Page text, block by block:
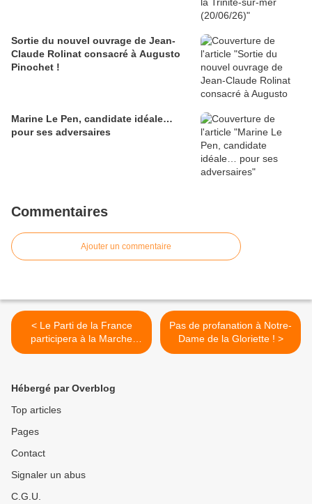
Sortie du nouvel ouvrage de Jean-
Claude Rolinat consacré à Augusto
Pinochet !
Marine Le Pen, candidate idéale…
pour ses adversaires
Commentaires
Ajouter un commentaire
< Le Parti de la France
participera à la Marche
pour la Vie le 22 janvier
Pas de profanation à Notre-
Dame de la Gloriette ! >
Hébergé par Overblog
Top articles
Pages
Contact
Signaler un abus
C.G.U.